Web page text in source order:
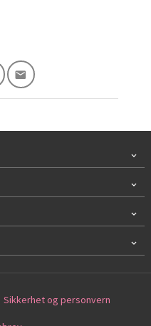
Sikkerhet og personvern